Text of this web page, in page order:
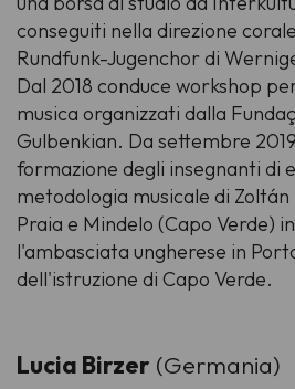
conseguiti nella direzione
Rundfunk-Jugenchor di
Dal 2018 conduce workshop
musica organizzati dalla
Gulbenkian. Da settembre
formazione degli insegnanti di
metodologia musicale di Zoltán
Praia e Mindelo (Capo Verde)
l'ambasciata ungherese in
dell'istruzione di Capo Verde.
Lucia Birzer (Germania)